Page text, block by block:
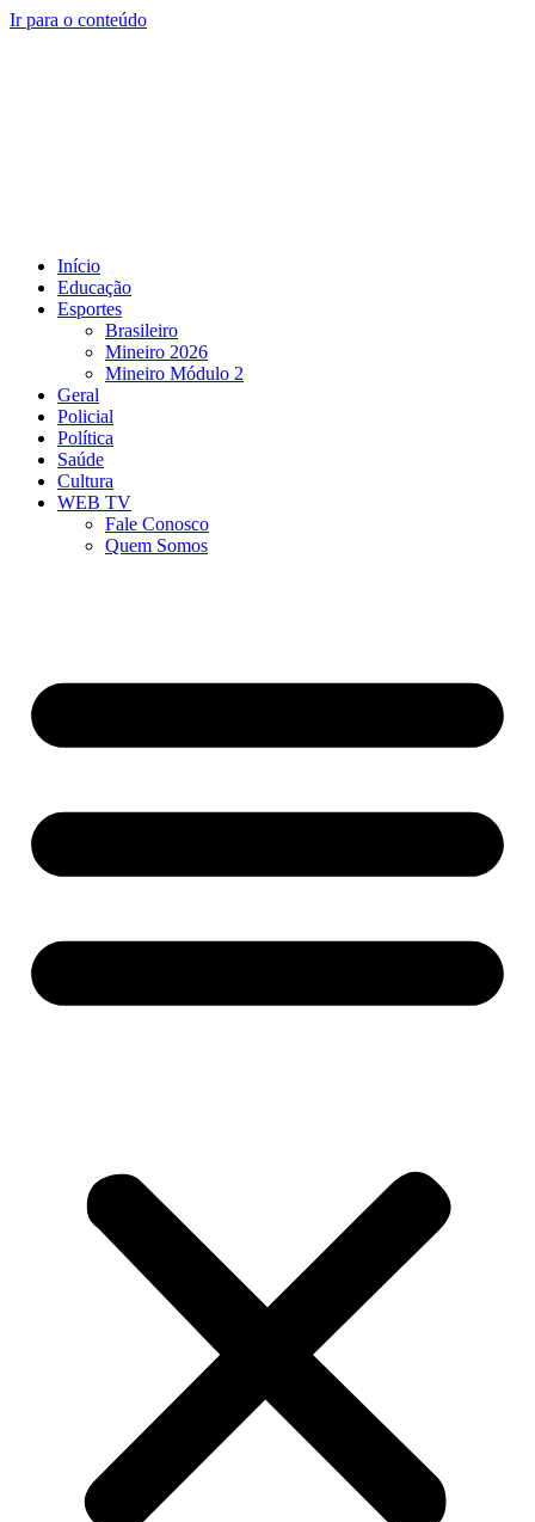
Ir para o conteúdo
Início
Educação
Esportes
Brasileiro
Mineiro 2026
Mineiro Módulo 2
Geral
Policial
Política
Saúde
Cultura
WEB TV
Fale Conosco
Quem Somos